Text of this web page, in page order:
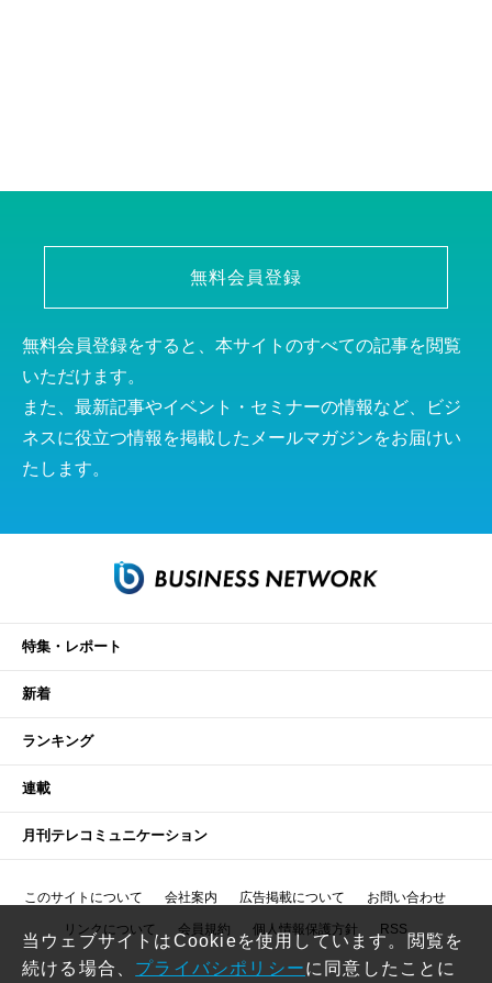
無料会員登録
無料会員登録をすると、本サイトのすべての記事を閲覧
いただけます。
また、最新記事やイベント・セミナーの情報など、ビジ
ネスに役立つ情報を掲載したメールマガジンをお届けい
たします。
特集・レポート
新着
ランキング
連載
月刊テレコミュニケーション
このサイトについて 会社案内 広告掲載について お問い合わせ
リンクについて 会員規約 個人情報保護方針 RSS
当ウェブサイトはCookieを使用しています。閲覧を
続ける場合、 プライバシポリシーに同意したことに